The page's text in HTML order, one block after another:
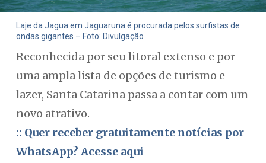
Laje da Jagua em Jaguaruna é procurada pelos surfistas de
ondas gigantes – Foto: Divulgação
Reconhecida por seu litoral extenso e por
uma ampla lista de opções de turismo e
lazer, Santa Catarina passa a contar com um
novo atrativo.
:: Quer receber gratuitamente notícias por
WhatsApp? Acesse aqui